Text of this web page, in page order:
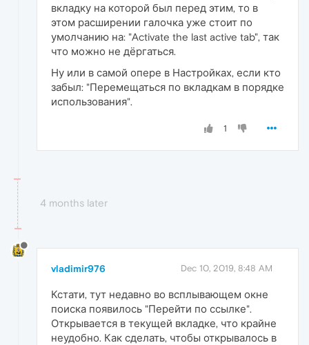
вкладку на которой был перед этим, то в
этом расширении галочка уже стоит по
умолчанию на: "Activate the last active tab", так
что можно не дёргаться.
Ну или в самой опере в Настройках, если кто
забыл: "Перемещаться по вкладкам в порядке
использования".
1
4 months later
vladimir976 Dec 10, 2019, 8:48 AM
Кстати, тут недавно во всплывающем окне
поиска появилось "Перейти по ссылке".
Открывается в текущей вкладке, что крайне
неудобно. Как сделать, чтобы открывалось в